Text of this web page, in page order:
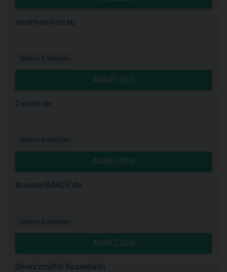
direktvomfeld.eu
Speisen & Getränke
ANMELDEN
Dipster.de
Speisen & Getränke
ANMELDEN
KraeuterBANDE.de
Speisen & Getränke
ANMELDEN
Gewürzmühle Rosenheim